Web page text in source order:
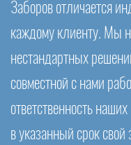
Заборов отличается
каждому клиенту. Мы
нестандартных
совместной с нами
ответственность
в указанный срок свой